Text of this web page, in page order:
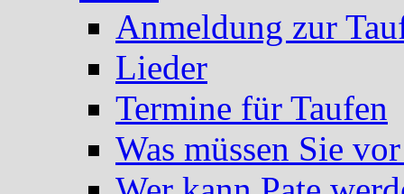
Anmeldung zur
Lieder
Termine für Taufen
Was müssen Sie